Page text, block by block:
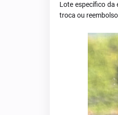
Lote específico da
troca ou